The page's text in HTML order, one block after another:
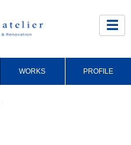
☰
WORKS PROFILE